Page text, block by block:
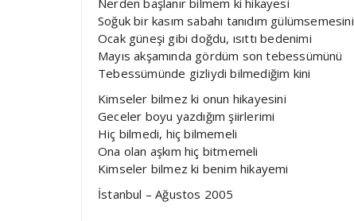
Nerden başlanır bilmem ki hikayesi
Soğuk bir kasım sabahı tanıdım gülümsemesini
Ocak güneşi gibi doğdu, ısıttı bedenimi
Mayıs akşamında gördüm son tebessümünü
Tebessümünde gizliydi bilmediğim kini
Kimseler bilmez ki onun hikayesini
Geceler boyu yazdığım şiirlerimi
Hiç bilmedi, hiç bilmemeli
Ona olan aşkım hiç bitmemeli
Kimseler bilmez ki benim hikayemi
İstanbul – Ağustos 2005